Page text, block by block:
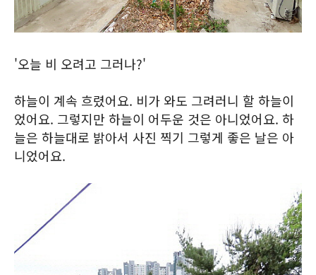
'오늘 비 오려고 그러나?'
하늘이 계속 흐렸어요. 비가 와도 그려러니 할 하늘이
었어요. 그렇지만 하늘이 어두운 것은 아니었어요. 하
늘은 하늘대로 밝아서 사진 찍기 그렇게 좋은 날은 아
니었어요.